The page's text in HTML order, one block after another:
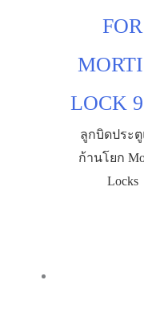
FOR
LOCK
ลูกบิดประตู
ก้านโยก
Locks